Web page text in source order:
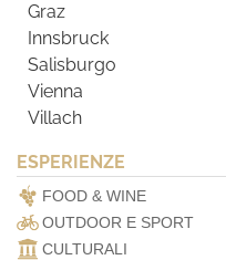
Graz
Innsbruck
Salisburgo
Vienna
Villach
ESPERIENZE
FOOD & WINE
OUTDOOR E SPORT
CULTURALI